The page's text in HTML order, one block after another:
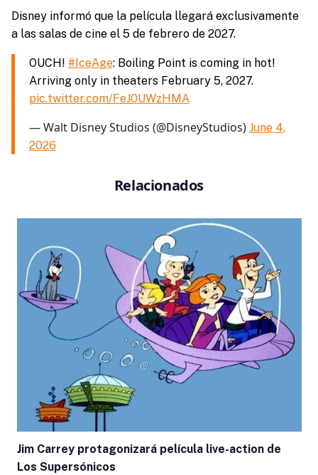
Disney informó que la película llegará exclusivamente
a las salas de cine el 5 de febrero de 2027.
OUCH! #IceAge: Boiling Point is coming in hot!
Arriving only in theaters February 5, 2027.
pic.twitter.com/FeJ0UWzHMA
— Walt Disney Studios (@DisneyStudios) June 4,
2026
Relacionados
Jim Carrey protagonizará película live-action de
Los Supersónicos